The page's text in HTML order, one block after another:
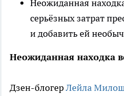
Неожиданная
серьёзных затрат
и добавить ей
Неожиданная находка
Дзен-блогерЛейла